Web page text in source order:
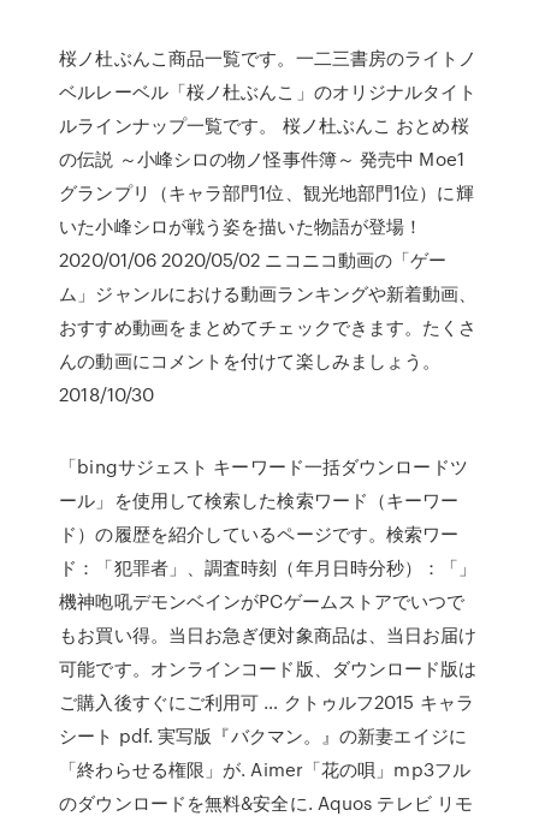
桜ノ杜ぶんこ商品一覧です。一二三書房のライトノ
ベルレーベル「桜ノ杜ぶんこ」のオリジナルタイト
ルラインナップ一覧です。 桜ノ杜ぶんこ おとめ桜
の伝説 ～小峰シロの物ノ怪事件簿～ 発売中 Moe1
グランプリ（キャラ部門1位、観光地部門1位）に輝
いた小峰シロが戦う姿を描いた物語が登場！
2020/01/06 2020/05/02 ニコニコ動画の「ゲー
ム」ジャンルにおける動画ランキングや新着動画、
おすすめ動画をまとめてチェックできます。たくさ
んの動画にコメントを付けて楽しみましょう。
2018/10/30
「bingサジェスト キーワード一括ダウンロードツ
ール」を使用して検索した検索ワード（キーワー
ド）の履歴を紹介しているページです。検索ワー
ド：「犯罪者」、調査時刻（年月日時分秒）：「」
機神咆吼デモンベインがPCゲームストアでいつで
もお買い得。当日お急ぎ便対象商品は、当日お届け
可能です。オンラインコード版、ダウンロード版は
ご購入後すぐにご利用可 … クトゥルフ2015 キャラ
シート pdf. 実写版『バクマン。』の新妻エイジに
「終わらせる権限」が. Aimer「花の唄」mp3フル
のダウンロードを無料&安全に. Aquos テレビ リモ